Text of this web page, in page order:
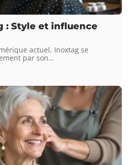
: Style et influence
actuel, Inoxtag se
par son…